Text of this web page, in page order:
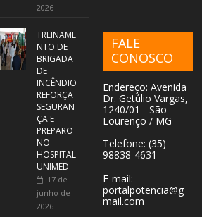
2026
TREINAME
NTO DE
BRIGADA
DE
INCÊNDIO
REFORÇA
SEGURAN
ÇA E
PREPARO
NO
HOSPITAL
UNIMED
17 de
junho de
2026
FALE
CONOSCO
Endereço: Avenida
Dr. Getúlio Vargas,
1240/01 - São
Lourenço / MG
Telefone: (35)
98838-4631
E-mail:
portalpotencia@g
mail.com